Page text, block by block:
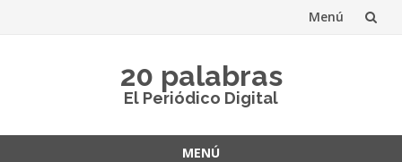
Menú
20 palabras
El Periódico Digital
MENÚ